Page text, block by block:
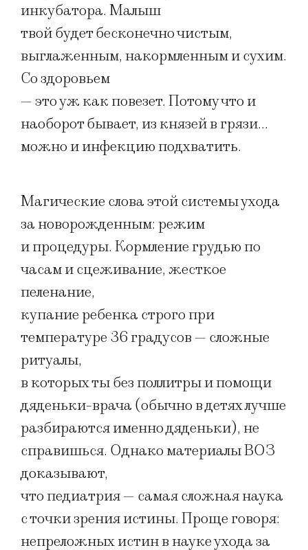
инкубатора. Малыш
твой будет бесконечно чистым,
выглаженным, накормленным и сухим.
Со здоровьем
— это уж как повезет. Потому что и
наоборот бывает, из князей в грязи…
можно и инфекцию подхватить.
Магические слова этой системы ухода
за новорожденным: режим
и процедуры. Кормление грудью по
часам и сцеживание, жесткое
пеленание,
купание ребенка строго при
температуре 36 градусов — сложные
ритуалы,
в которых ты без поллитры и помощи
дяденьки-врача (обычно в детях лучше
разбираются именно дяденьки), не
справишься. Однако материалы ВОЗ
доказывают,
что педиатрия — самая сложная наука
с точки зрения истины. Проще говоря:
непреложных истин в науке ухода за